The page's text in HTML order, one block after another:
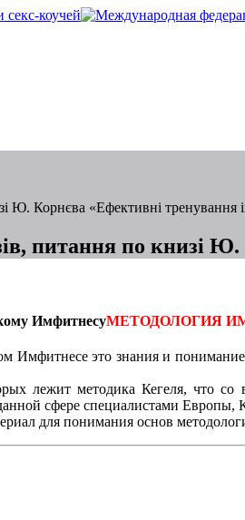
Ю. Корнєва «Ефективні тренування
питання по книзі
ИмфитнесуМЕТОДОЛОГИЯ
Имфитнесе это знания и
лежит методика Кегеля,
сфере специалистами Европы,
для понимания основ